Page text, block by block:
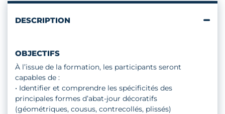
DESCRIPTION
OBJECTIFS
À l’issue de la formation, les participants seront
capables de :
• Identifier et comprendre les spécificités des
principales formes d’abat-jour décoratifs
(géométriques, cousus, contrecollés, plissés)